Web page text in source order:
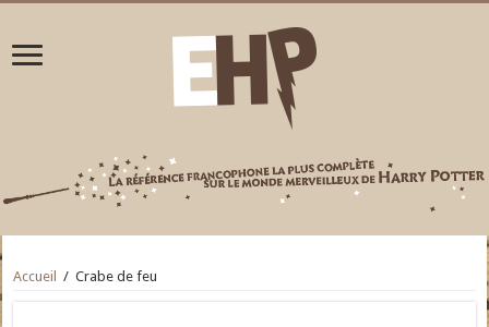
Accueil / Crabe de feu